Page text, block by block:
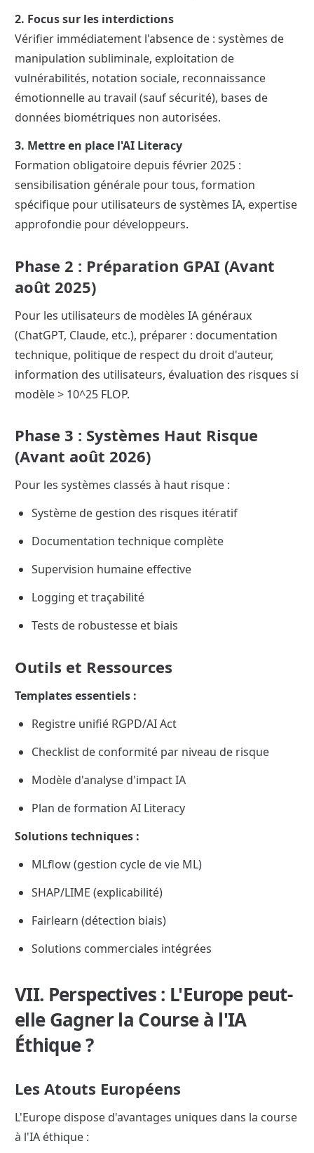
2. Focus sur les interdictions
Vérifier immédiatement l'absence de : systèmes de
manipulation subliminale, exploitation de
vulnérabilités, notation sociale, reconnaissance
émotionnelle au travail (sauf sécurité), bases de
données biométriques non autorisées.
3. Mettre en place l'AI Literacy
Formation obligatoire depuis février 2025 :
sensibilisation générale pour tous, formation
spécifique pour utilisateurs de systèmes IA, expertise
approfondie pour développeurs.
Phase 2 : Préparation GPAI (Avant
août 2025)
Pour les utilisateurs de modèles IA généraux
(ChatGPT, Claude, etc.), préparer : documentation
technique, politique de respect du droit d'auteur,
information des utilisateurs, évaluation des risques si
modèle > 10^25 FLOP.
Phase 3 : Systèmes Haut Risque
(Avant août 2026)
Pour les systèmes classés à haut risque :
Système de gestion des risques itératif
Documentation technique complète
Supervision humaine effective
Logging et traçabilité
Tests de robustesse et biais
Outils et Ressources
Templates essentiels :
Registre unifié RGPD/AI Act
Checklist de conformité par niveau de risque
Modèle d'analyse d'impact IA
Plan de formation AI Literacy
Solutions techniques :
MLflow (gestion cycle de vie ML)
SHAP/LIME (explicabilité)
Fairlearn (détection biais)
Solutions commerciales intégrées
VII. Perspectives : L'Europe peut-
elle Gagner la Course à l'IA
Éthique ?
Les Atouts Européens
L'Europe dispose d'avantages uniques dans la course
à l'IA éthique :